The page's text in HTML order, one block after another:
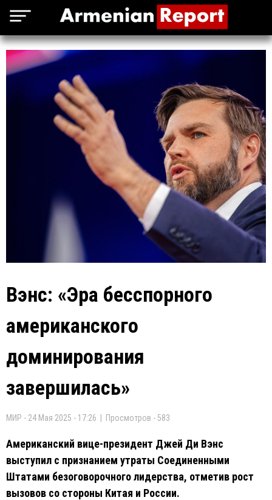
Вэнс: «Эра бесспорного
американского
доминирования
завершилась»
МИР - 24 Мая 2025 - 17:26 | Просмотров - 583
Американский вице-президент Джей Ди Вэнс
выступил с признанием утраты Соединенными
Штатами безоговорочного лидерства, отметив рост
вызовов со стороны Китая и России.